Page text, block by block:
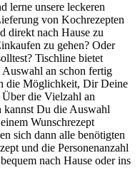
lerne unsere leckeren
von Kochrezepten
direkt nach Hause zu
zu gehen? Oder
Tischline bietet
an schon fertig
die Möglichkeit, Dir Deine
Über die Vielzahl an
Du die Auswahl
Wunschrezept
sich dann alle benötigten
und die Personenanzahl
nach Hause oder ins